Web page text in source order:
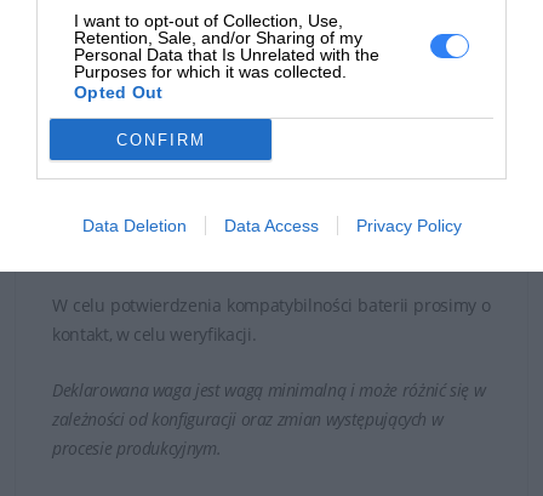
I want to opt-out of Collection, Use,
Retention, Sale, and/or Sharing of my
Personal Data that Is Unrelated with the
Purposes for which it was collected.
Opted Out
CONFIRM
Data Deletion Data Access Privacy Policy
3515 Inspiron 15 5510 Inspiron 15 5518 Inspiron 5410 2-
in-1 Inspiron 5415 Inspiron 5515 Latitude 3320 Latitude
3420 Latitude 3520 Vostro 14 5410 Vostro 15 3510 Vostro
15 3511 Vostro 15 3515 Vostro 15 5510 Vostro 5415
Vostro 5510 Vostro 5515
Zastępuje akumulatory Dell: V6W33 WV3K8 VKYJX MVK11
W celu potwierdzenia kompatybilności baterii prosimy o
kontakt, w celu weryfikacji.
Deklarowana waga jest wagą minimalną i może różnić się w
zależności od konfiguracji oraz zmian występujących w
procesie produkcyjnym.